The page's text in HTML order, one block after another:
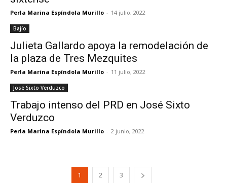
Perla Marina Espíndola Murillo - 14 julio, 2022
Bajío
Julieta Gallardo apoya la remodelación de
la plaza de Tres Mezquites
Perla Marina Espíndola Murillo - 11 julio, 2022
José Sixto Verduzco
Trabajo intenso del PRD en José Sixto
Verduzco
Perla Marina Espíndola Murillo - 2 junio, 2022
1 2 3